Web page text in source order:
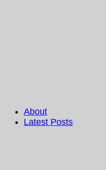
About
Latest Posts